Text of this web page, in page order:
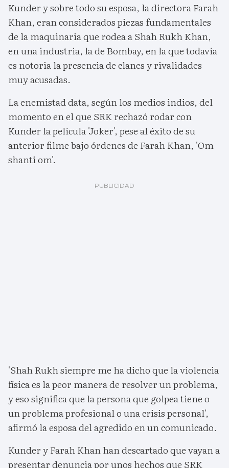
Kunder y sobre todo su esposa, la directora Farah
Khan, eran considerados piezas fundamentales
de la maquinaria que rodea a Shah Rukh Khan,
en una industria, la de Bombay, en la que todavía
es notoria la presencia de clanes y rivalidades
muy acusadas.
La enemistad data, según los medios indios, del
momento en el que SRK rechazó rodar con
Kunder la película 'Joker', pese al éxito de su
anterior filme bajo órdenes de Farah Khan, 'Om
shanti om'.
'Shah Rukh siempre me ha dicho que la violencia
física es la peor manera de resolver un problema,
y eso significa que la persona que golpea tiene o
un problema profesional o una crisis personal',
afirmó la esposa del agredido en un comunicado.
Kunder y Farah Khan han descartado que vayan a
presentar denuncia por unos hechos que SRK